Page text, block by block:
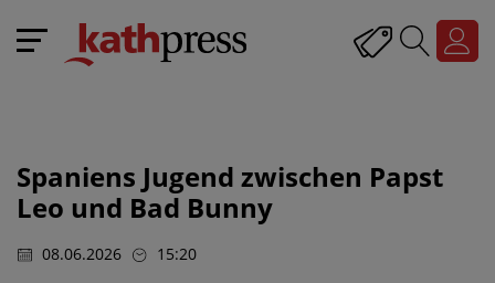
Spaniens Jugend zwischen Papst
Leo und Bad Bunny
08.06.2026 15:20